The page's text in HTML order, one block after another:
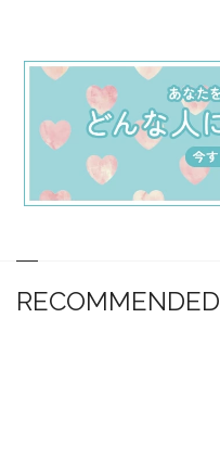
RECOMMENDED